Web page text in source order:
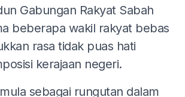
Gabungan Rakyat Sabah
beberapa wakil rakyat bebas
rasa tidak puas hati
kerajaan negeri.
sebagai rungutan dalam